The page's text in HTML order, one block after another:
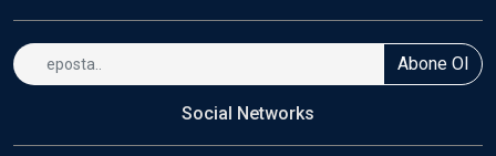
Abone Ol
Social Networks